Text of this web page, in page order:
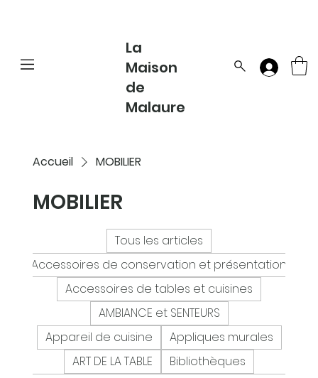
La
Maison
de
Malaure
Accueil MOBILIER
MOBILIER
Tous les articles
Accessoires de conservation et présentation
Accessoires de tables et cuisines
AMBIANCE et SENTEURS
Appareil de cuisine
Appliques murales
ART DE LA TABLE
Bibliothèques